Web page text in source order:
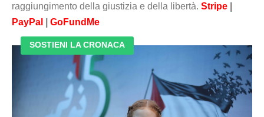
raggiungimento della giustizia e della libertà. Stripe
PayPal
GoFundMe
SOSTIENI LA CRONACA